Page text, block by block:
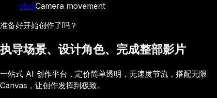
shotCamera movement
准备好开始创作了吗？
执导场景、设计角色、完成整部影片
一站式 AI 创作平台，定价简单透明，无速度节流，搭配无限
Canvas，让创作发挥到极致。